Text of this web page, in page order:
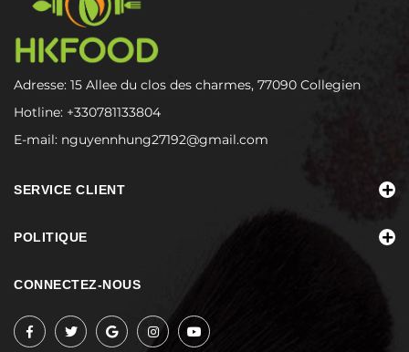
Adresse: 15 Allee du clos des charmes, 77090 Collegien
Hotline: +330781133804
E-mail: nguyennhung27192@gmail.com
SERVICE CLIENT
POLITIQUE
CONNECTEZ-NOUS